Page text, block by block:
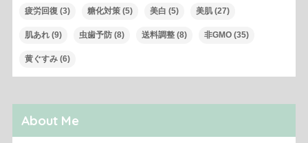
疲労回復(3) 糖化対策(5) 美白 (5) 美肌(27)
肌あれ(9) 虫歯予防(8) 送料調整(8) 非GMO(35)
黄ぐすみ(6)
About Me